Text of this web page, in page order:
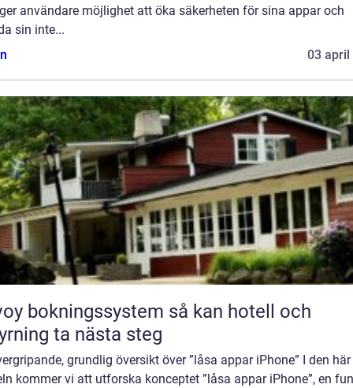
användare möjlighet att öka säkerheten för sina appar och
sin inte...
03 april
så kan hotell och
ta nästa steg
grundlig översikt över ”låsa appar iPhone” I den här
kommer vi att utforska konceptet ”låsa appar iPhone”, en